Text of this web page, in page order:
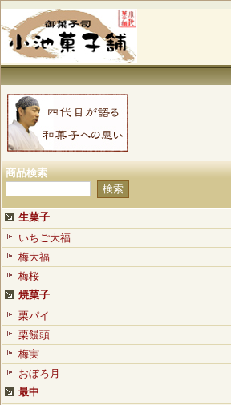
商品検索
生菓子
いちご大福
梅大福
梅桜
焼菓子
栗パイ
栗饅頭
梅実
おぼろ月
最中